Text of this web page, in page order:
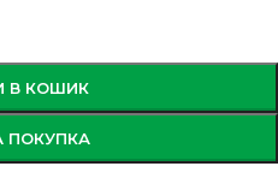
В КОШИК
ПОКУПКА